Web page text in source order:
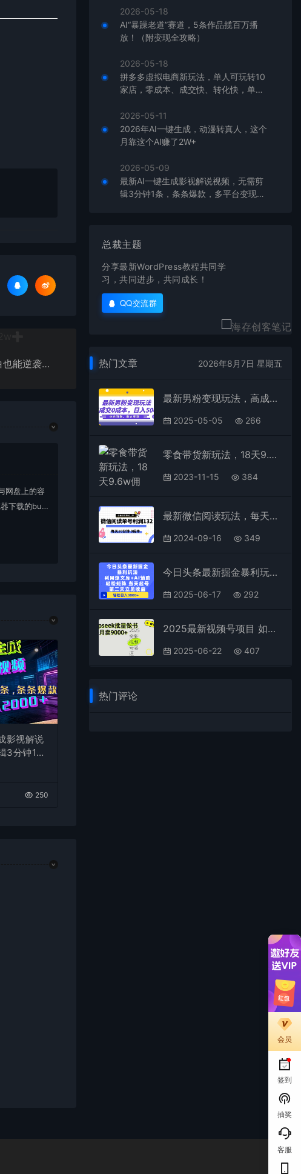
闲鱼虚拟变现新玩法，配合全网项目库，小白也能逆袭日入2000+
网盘上的容
下载的bu
影视解说
3分钟1
250
2026-05-18
AI“暴躁老道”赛道，5条作品揽百万播
放！（附变现全攻略）
2026-05-18
拼多多虚拟电商新玩法，单人可玩转10
家店，零成本、成交快、转化快，单店
2026-05-11
2026年AI一键生成，动漫转真人，这个
月靠这个AI赚了2W+
2026-05-09
最新AI一键生成影视解说视频，无需剪
辑3分钟1条，条条爆款，多平台变现日
总裁主题
分享最新WordPress教程共同学
习，共同进步，共同成长！
QQ交流群
热门文章 2026年8月7日 星期五
最新男粉变现玩法，高成交0成本，小白可做，轻松日入500+
2025-05-05 266
零食带货新玩法，18天9.6w佣金，几分钟一个作品（附快速破千粉方法）
2023-11-15 384
最新微信阅读玩法，每天5-10分钟，单号纯利润132，简单0成本，小白轻松上手
2024-09-16 349
今日头条最新掘金暴利玩法，利用爆文+AI辅助，轻松矩阵、当天起号，简单粗暴第二天立见收益，轻松日入3000+，大平台永久可操作
2025-06-17 292
2025最新视频号项目 如何用Deepseek快速批量制作书单号 日入1000＋
2025-06-22 407
热门评论
会员
签到
抽奖
客服